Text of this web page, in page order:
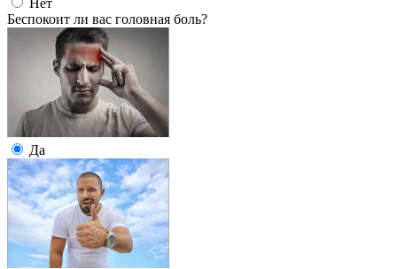
Беспокоит ли вас головная боль?
Да